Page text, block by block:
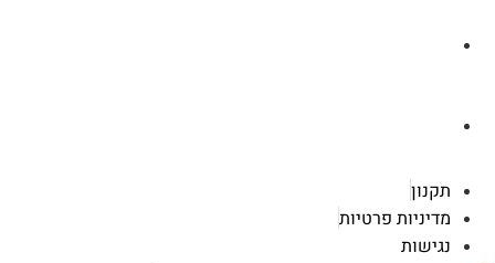
תקנון
מדיניות פרטיות
נגישות